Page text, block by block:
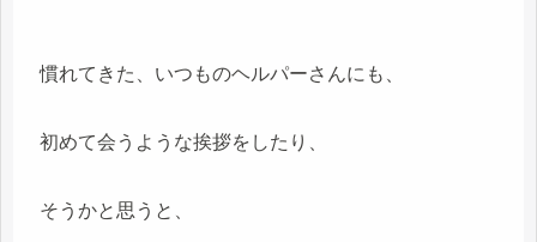
慣れてきた、いつものヘルパーさんにも、
初めて会うような挨拶をしたり、
そうかと思うと、